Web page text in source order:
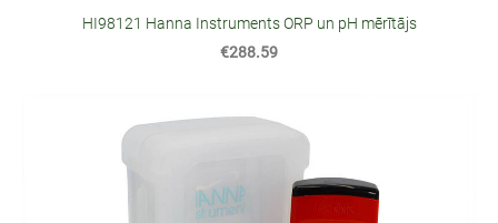
HI98121 Hanna Instruments ORP un pH mērītājs
€288.59